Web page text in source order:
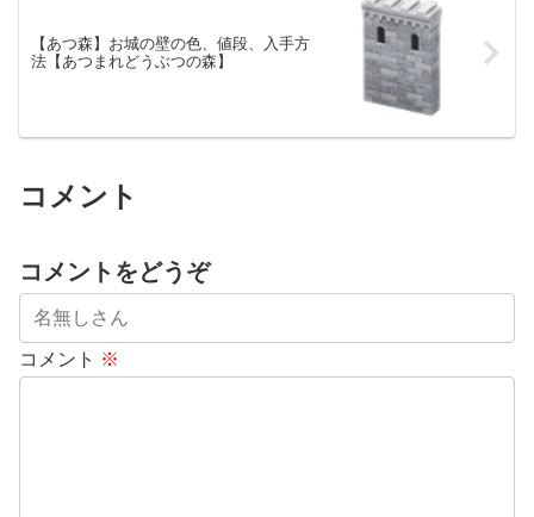
【あつ森】お城の壁の色、値段、入手方
法【あつまれどうぶつの森】
コメント
コメントをどうぞ
コメント ※